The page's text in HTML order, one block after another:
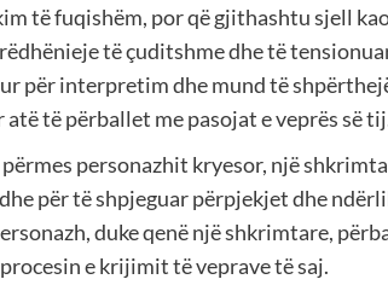
të fuqishëm, por që gjithashtu sjell
të çuditshme dhe të
për interpretim dhe mund të
të përballet me pasojat e veprës së
personazhit kryesor, një
për të shpjeguar përpjekjet dhe
duke qenë një shkrimtare,
e krijimit të veprave të saj.